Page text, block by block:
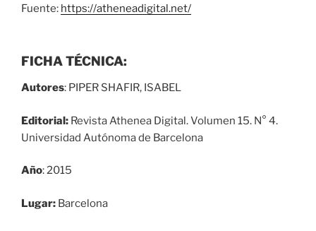
Fuente: https://atheneadigital.net/
FICHA TÉCNICA:
Autores: PIPER SHAFIR, ISABEL
Editorial: Revista Athenea Digital. Volumen 15. N° 4.
Universidad Autónoma de Barcelona
Año: 2015
Lugar: Barcelona